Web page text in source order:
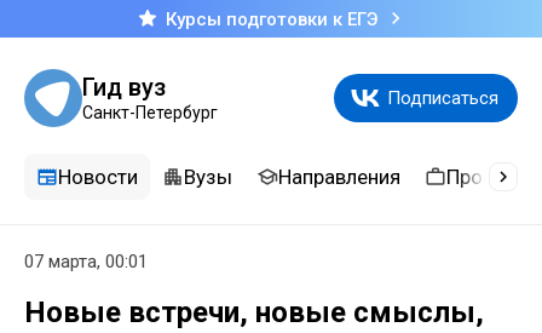
Курсы подготовки к ЕГЭ
Гид вуз
Санкт-Петербург
Подписаться
Новости Вузы Направления
07 марта, 00:01
Новые встречи, новые смыслы,